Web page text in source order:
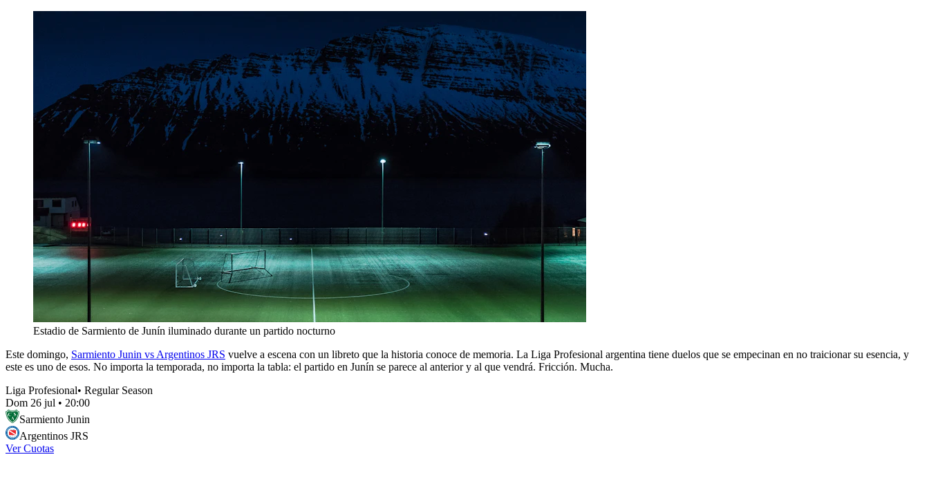
Estadio de Sarmiento de Junín iluminado durante un partido nocturno
Este domingo, Sarmiento Junin vs Argentinos JRS vuelve a escena con un libreto que la historia conoce de memoria. La Liga Profesional argentina tiene duelos que se empecinan en no traicionar su esencia, y
este es uno de esos. No importa la temporada, no importa la tabla: el partido en Junín se parece al anterior y al que vendrá. Fricción. Mucha.
Liga Profesional• Regular Season
Dom 26 jul • 20:00
Sarmiento Junin
Argentinos JRS
Ver Cuotas